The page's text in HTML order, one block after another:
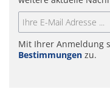
Mit Ihrer Anmeldung
Bestimmungen zu.